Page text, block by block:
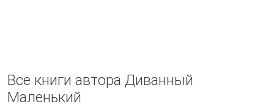
Все книги автора Диванный
Маленький